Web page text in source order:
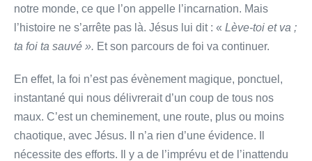
notre monde, ce que l’on appelle l’incarnation. Mais
l’histoire ne s’arrête pas là. Jésus lui dit : « Lève-toi et va ;
ta foi ta sauvé ». Et son parcours de foi va continuer.
En effet, la foi n’est pas évènement magique, ponctuel,
instantané qui nous délivrerait d’un coup de tous nos
maux. C’est un cheminement, une route, plus ou moins
chaotique, avec Jésus. Il n’a rien d’une évidence. Il
nécessite des efforts. Il y a de l’imprévu et de l’inattendu